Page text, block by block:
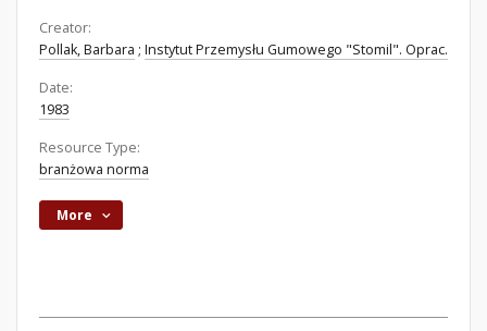
Creator:
Pollak, Barbara ; Instytut Przemysłu Gumowego "Stomil". Oprac.
Date:
1983
Resource Type:
branżowa norma
More